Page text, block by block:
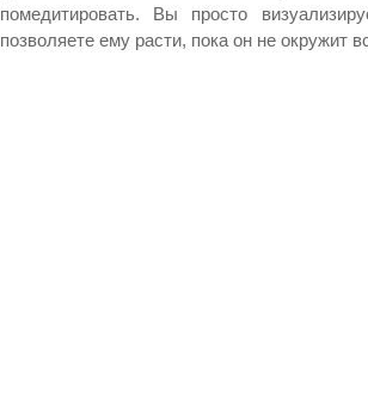
помедитировать. Вы просто
позволяете ему расти, пока он не окружит